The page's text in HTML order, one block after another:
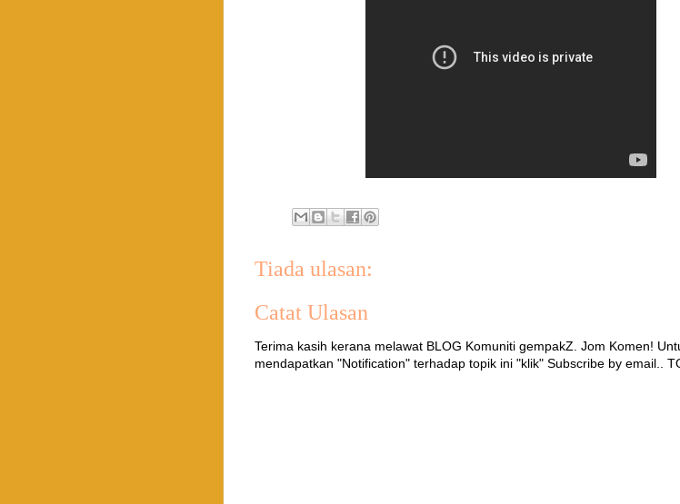
Tiada ulasan:
Catat Ulasan
Terima kasih kerana melawat BLOG Komuniti gempakZ. Jom Komen!
mendapatkan "Notification" terhadap topik ini "klik" Subscribe by email..